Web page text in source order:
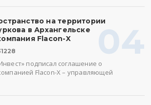
04
на территории
в Архангельске
Flacon-X
подписал соглашение о
Flacon-X – управляющей